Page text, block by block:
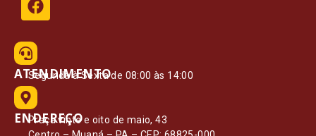
ATENDIMENTO
Segunda à Sexta de 08:00 às 14:00
ENDEREÇO
Praça vinte e oito de maio, 43